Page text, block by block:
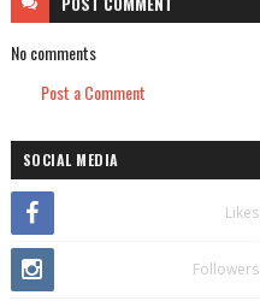
No comments
Post a Comment
SOCIAL MEDIA
Likes
Followers